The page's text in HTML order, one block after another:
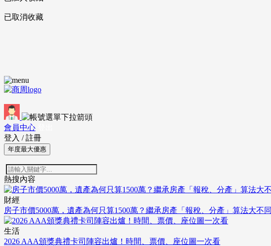
已取消收藏
會員中心
登入 / 註冊
年度最大優惠
熱搜內容
財經
房子市價5000萬，遺產為何只算1500萬？繼承房產「報稅、分產」算法大不同
生活
2026 AAA頒獎典禮卡司陣容出爐！時間、票價、座位圖一次看